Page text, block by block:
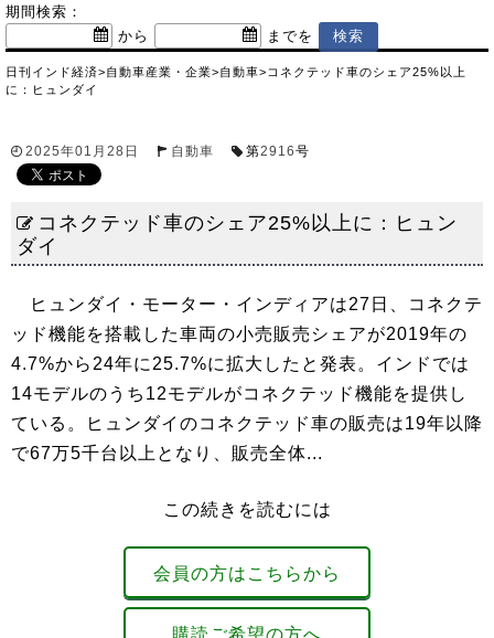
期間検索：
から
までを
日刊インド経済>自動車産業・企業>自動車> コネクテッド車のシェア25%以上
に：ヒュンダイ
2025年01月28日 自動車 第2916号
コネクテッド車のシェア25%以上に：ヒュン
ダイ
ヒュンダイ・モーター・インディアは27日、コネクテ
ッド機能を搭載した車両の小売販売シェアが2019年の
4.7%から24年に25.7%に拡大したと発表。インドでは
14モデルのうち12モデルがコネクテッド機能を提供し
ている。ヒュンダイのコネクテッド車の販売は19年以降
で67万5千台以上となり、販売全体...
この続きを読むには
会員の方はこちらから
購読ご希望の方へ